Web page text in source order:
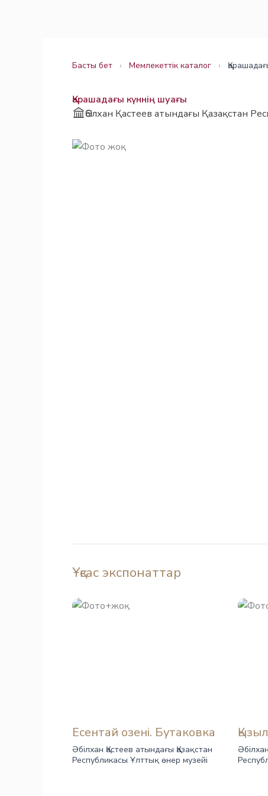
Басты бет › Мемлекеттік каталог ›
Қарашадағы күннің шуағы
Әбілхан Қастеев атындағы Қазақстан
Ұқсас экспонаттар
Есентай озені. Бутаковка
Әбілхан Қастеев атындағы Қазақстан
Республикасы Ұлттық өнер музейі